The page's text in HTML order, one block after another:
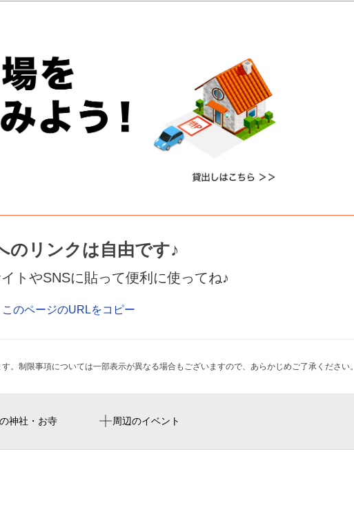
のリンクは自由です♪
トやSNSに貼って便利に使ってね♪
このページのURLをコピー
。制限事項については一部表示が異なる場合もございますので、あらかじめご了承ください。
神社・お寺 周辺のイベント
東日本橋駅
ryogoku kokugikan national sumo stadium
明治座
浜町水天宮 仮宮
両国橋のほとりで音楽祭2026 DAY3『動きつづけるための